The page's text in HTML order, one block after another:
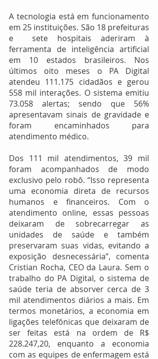
A tecnologia está em funcionamento
em 25 instituições. São 18 prefeituras
e  sete hospitais aderiram à
ferramenta de inteligência artificial
em 10 estados brasileiros. Nos
últimos oito meses o PA Digital
atendeu 111.175 cidadãos e gerou
558 mil interações. O sistema emitiu
73.058 alertas; sendo que 56%
apresentavam sinais de gravidade e
foram encaminhados para
atendimento médico.
Dos 111 mil atendimentos, 39 mil
foram acompanhados de modo
exclusivo pelo robô. “Isso representa
uma economia direta de recursos
humanos e financeiros. Com o
atendimento online, essas pessoas
deixaram de sobrecarregar as
unidades de saúde e também
preservaram suas vidas, evitando a
exposição desnecessária”, comenta
Cristian Rocha, CEO da Laura. Sem o
trabalho do PA Digital, o sistema de
saúde teria de absorver cerca de 3
mil atendimentos diários a mais. Em
termos monetários, a economia em
ligações telefônicas que deixaram de
ser feitas está na ordem de R$
228.247,20, enquanto a economia
com as equipes de enfermagem está